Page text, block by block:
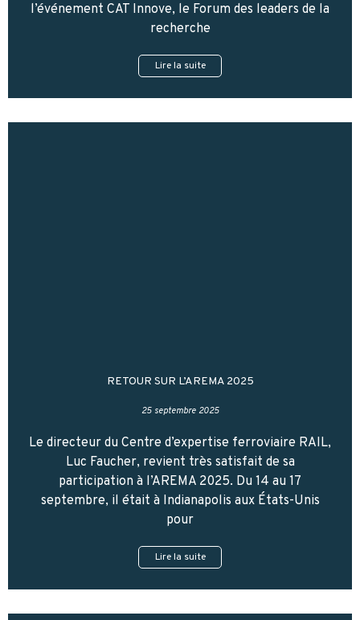
l’événement CAT Innove, le Forum des leaders de la
recherche
Lire la suite
RETOUR SUR L’AREMA 2025
25 septembre 2025
Le directeur du Centre d’expertise ferroviaire RAIL,
Luc Faucher, revient très satisfait de sa
participation à l’AREMA 2025. Du 14 au 17
septembre, il était à Indianapolis aux États-Unis
pour
Lire la suite